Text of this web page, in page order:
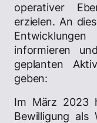
operativer
erzielen. An
informieren
geplanten
geben:
Im März 2023
Bewilligung als